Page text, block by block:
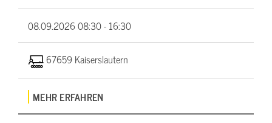
08.09.202608:30 - 16:30
67659 Kaiserslautern
MEHR ERFAHREN